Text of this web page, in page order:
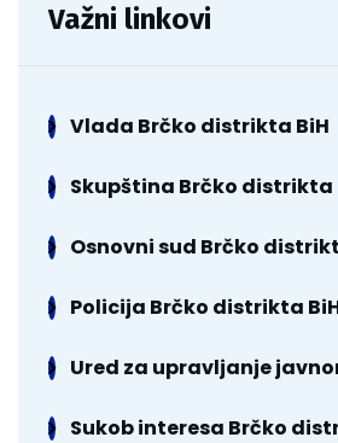
Važni linkovi
Vlada Brčko distrikta BiH
Skupština Brčko distrikta
Osnovni sud Brčko
Policija Brčko distrikta
Ured za upravljanje
Sukob interesa Brčko